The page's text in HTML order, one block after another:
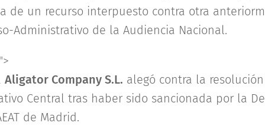
de un recurso interpuesto contra otra
Administrativo de la Audiencia Nacional.
Aligator Company S.L. alegó contra la
Central tras haber sido sancionada por la
de Madrid.